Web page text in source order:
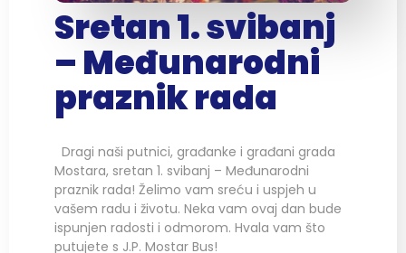
Sretan 1. svibanj
– Međunarodni
praznik rada
Dragi naši putnici, građanke i građani grada
Mostara, sretan 1. svibanj – Međunarodni
praznik rada! Želimo vam sreću i uspjeh u
vašem radu i životu. Neka vam ovaj dan bude
ispunjen radosti i odmorom. Hvala vam što
putujete s J.P. Mostar Bus!